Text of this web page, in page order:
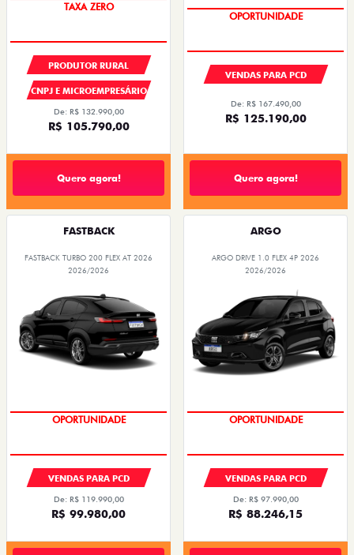
TAXA ZERO
PRODUTOR RURAL
CNPJ E MICROEMPRESÁRIO
De: R$ 132.990,00
R$ 105.790,00
Quero agora!
OPORTUNIDADE
VENDAS PARA PCD
De: R$ 167.490,00
R$ 125.190,00
Quero agora!
FASTBACK
FASTBACK TURBO 200 FLEX AT 2026
2026/2026
OPORTUNIDADE
VENDAS PARA PCD
De: R$ 119.990,00
R$ 99.980,00
ARGO
ARGO DRIVE 1.0 FLEX 4P 2026
2026/2026
PREÇOS REDUZIDOS
VENDAS PARA PCD
De: R$ 97.990,00
R$ 88.246,15